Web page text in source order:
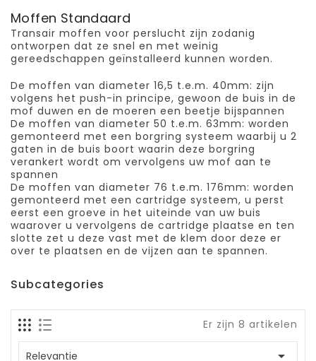
Moffen Standaard
Transair moffen voor perslucht zijn zodanig
ontworpen dat ze snel en met weinig
gereedschappen geïnstalleerd kunnen worden.
De moffen van diameter 16,5 t.e.m. 40mm: zijn
volgens het push-in principe, gewoon de buis in de
mof duwen en de moeren een beetje bijspannen
De moffen van diameter 50 t.e.m. 63mm: worden
gemonteerd met een borgring systeem waarbij u 2
gaten in de buis boort waarin deze borgring
verankert wordt om vervolgens uw mof aan te
spannen
De moffen van diameter 76 t.e.m. 176mm: worden
gemonteerd met een cartridge systeem, u perst
eerst een groeve in het uiteinde van uw buis
waarover u vervolgens de cartridge plaatse en ten
slotte zet u deze vast met de klem door deze er
over te plaatsen en de vijzen aan te spannen.
Subcategories
Er zijn 8 artikelen
Relevantie 